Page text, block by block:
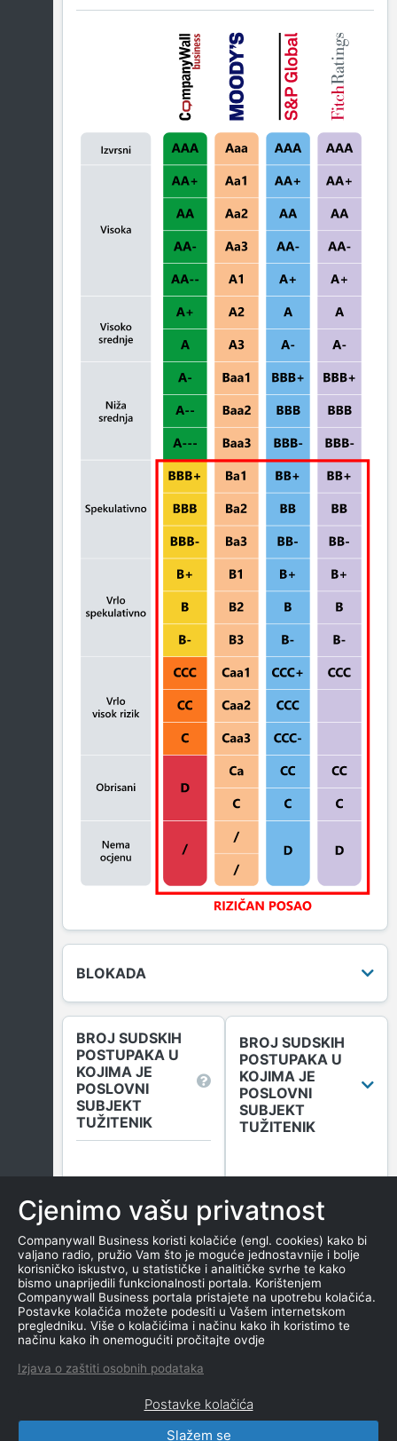
BLOKADA
BROJ SUDSKIH
POSTUPAKA U
KOJIMA JE
POSLOVNI
SUBJEKT
TUŽITENIK
u tekućoj godini
(Tuženi)
0
Više informacija
BROJ SUDSKIH
POSTUPAKA U
KOJIMA JE
POSLOVNI
SUBJEKT
TUŽITENIK
DUGOVANJA
CompanyWall Business © 2026
Cjenimo vašu privatnost
Companywall Business koristi kolačiće (engl. cookies) kako bi
valjano radio, pružio Vam što je moguće jednostavnije i bolje
korisničko iskustvo, u statističke i analitičke svrhe te kako
bismo unaprijedili funkcionalnosti portala. Korištenjem
Companywall Business portala pristajete na upotrebu kolačića.
Postavke kolačića možete podesiti u Vašem internetskom
pregledniku. Više o kolačićima i načinu kako ih koristimo te
načinu kako ih onemogućiti pročitajte ovdje
Izjava o zaštiti osobnih podataka
Postavke kolačića
Slažem se